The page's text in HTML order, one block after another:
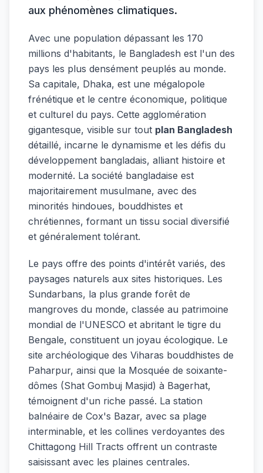
aux phénomènes climatiques.
Avec une population dépassant les 170
millions d'habitants, le Bangladesh est l'un des
pays les plus densément peuplés au monde.
Sa capitale, Dhaka, est une mégalopole
frénétique et le centre économique, politique
et culturel du pays. Cette agglomération
gigantesque, visible sur tout plan Bangladesh
détaillé, incarne le dynamisme et les défis du
développement bangladais, alliant histoire et
modernité. La société bangladaise est
majoritairement musulmane, avec des
minorités hindoues, bouddhistes et
chrétiennes, formant un tissu social diversifié
et généralement tolérant.
Le pays offre des points d'intérêt variés, des
paysages naturels aux sites historiques. Les
Sundarbans, la plus grande forêt de
mangroves du monde, classée au patrimoine
mondial de l'UNESCO et abritant le tigre du
Bengale, constituent un joyau écologique. Le
site archéologique des Viharas bouddhistes de
Paharpur, ainsi que la Mosquée de soixante-
dômes (Shat Gombuj Masjid) à Bagerhat,
témoignent d'un riche passé. La station
balnéaire de Cox's Bazar, avec sa plage
interminable, et les collines verdoyantes des
Chittagong Hill Tracts offrent un contraste
saisissant avec les plaines centrales.